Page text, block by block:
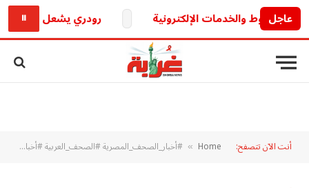
عاجل رودري يشعل الميركاتو
⏸
أنت الآن تتصفح: Home
» #أخبار_الصحف_المصرية #الصحف_العربية #أخبار_اليوم #عناوين_الصحف #الصحافة_العربية #أخبار_مصر #أخبار_العالم_العربي #الصحف_المصرية_اليوم #تغطية_الصحف #الصحف_العربية_اليوم #أخبار_سياسية_عاجلة